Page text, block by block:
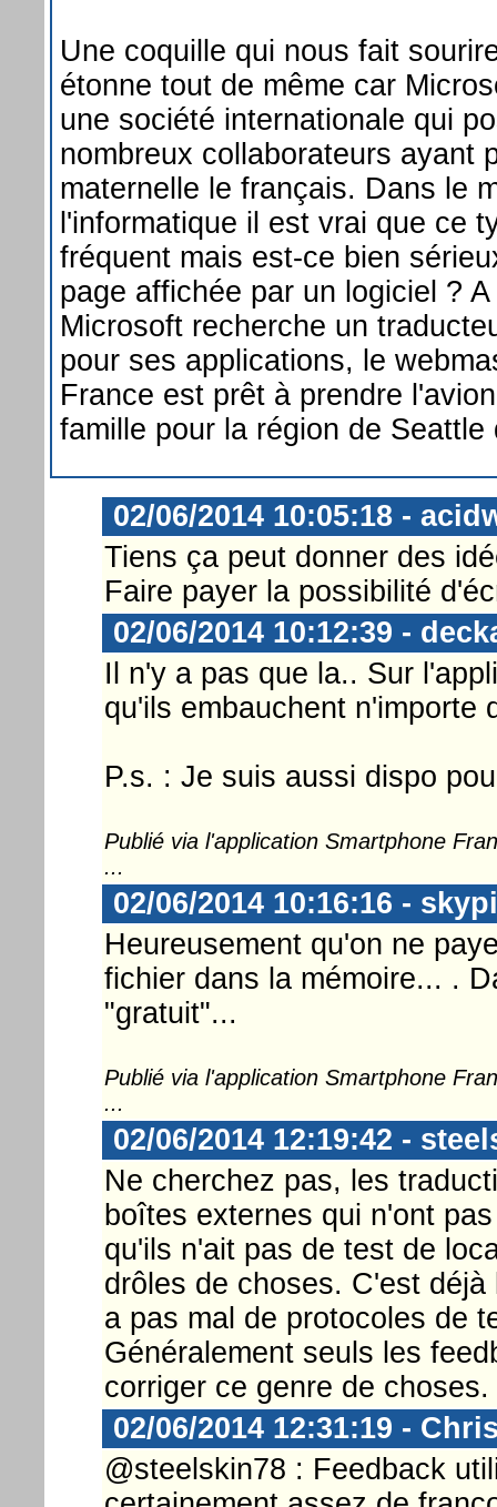
Une coquille qui nous fait
étonne tout de même car
une société internationale qui
nombreux collaborateurs ayant
maternelle le français. Dans le
l'informatique il est vrai que ce
fréquent mais est-ce bien
page affichée par un logiciel ?
Microsoft recherche un
pour ses applications, le
France est prêt à prendre
famille pour la région de Seattle
02/06/2014 10:05:18 -
Tiens ça peut donner des
Faire payer la possibilité
02/06/2014 10:12:39 -
Il n'y a pas que la.. Sur
qu'ils embauchent n'importe
P.s. : Je suis aussi dispo
Publié via l'application Smartphone
...
02/06/2014 10:16:16 -
Heureusement qu'on ne
fichier dans la mémoire... .
"gratuit"...
Publié via l'application Smartphone
...
02/06/2014 12:19:42 -
Ne cherchez pas, les
boîtes externes qui n'ont
qu'ils n'ait pas de test de
drôles de choses. C'est
a pas mal de protocoles de
Généralement seuls les
corriger ce genre de choses.
02/06/2014 12:31:19 -
@steelskin78 : Feedback